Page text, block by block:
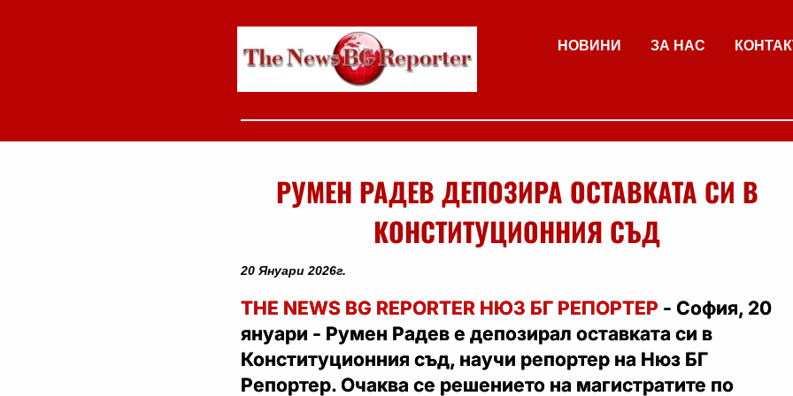
НОВИНИ ЗА НАС
РУМЕН РАДЕВ ДЕПОЗИРА ОСТАВКАТА СИ В
КОНСТИТУЦИОННИЯ СЪД
20 Януари 2026г.
THE NEWS BG REPORTER НЮЗ БГ РЕПОРТЕР - София, 20
януари - Румен Радев е депозирал оставката си в
Конституционния съд, научи репортер на Нюз БГ
Репортер. Очаква се решението на магистратите по